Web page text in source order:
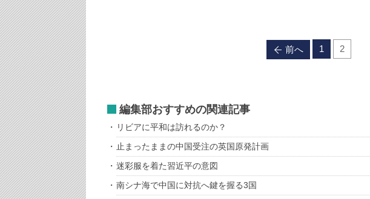
前へ 1 2
編集部おすすめの関連記事
リビアに平和は訪れるのか？
止まったままの中国受注の英国原発計画
迷彩服を着た習近平の意図
南シナ海で中国に対抗へ鍵を握る3国